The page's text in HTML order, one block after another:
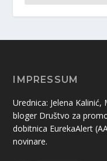
IMPRESSUM
Urednica: Jelena
bloger Društvo za
dobitnica EurekaAlert
novinare.